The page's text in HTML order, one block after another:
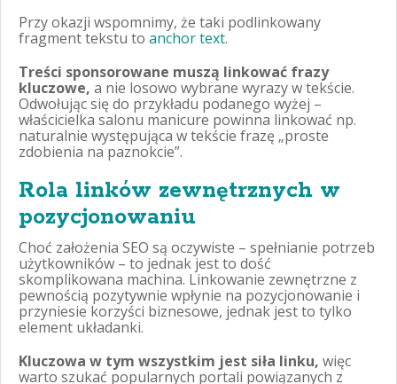
Przy okazji wspomnimy, że taki podlinkowany
fragment tekstu to anchor text.
Treści sponsorowane muszą linkować frazy
kluczowe, a nie losowo wybrane wyrazy w tekście.
Odwołując się do przykładu podanego wyżej –
właścicielka salonu manicure powinna linkować np.
naturalnie występująca w tekście frazę „proste
zdobienia na paznokcie”.
Rola linków zewnętrznych w
pozycjonowaniu
Choć założenia SEO są oczywiste – spełnianie potrzeb
użytkowników – to jednak jest to dość
skomplikowana machina. Linkowanie zewnętrzne z
pewnością pozytywnie wpłynie na pozycjonowanie i
przyniesie korzyści biznesowe, jednak jest to tylko
element układanki.
Kluczowa w tym wszystkim jest siła linku, więc
warto szukać popularnych portali powiązanych z